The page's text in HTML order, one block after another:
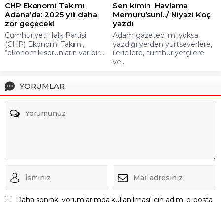
CHP Ekonomi Takımı
Adana’da: 2025 yılı daha
zor geçecek!
Cumhuriyet Halk Partisi
(CHP) Ekonomi Takımı,
“ekonomik sorunların var bir...
Sen kimin Havlama
Memuru’sun!../ Niyazi Koç
yazdı
Adam gazeteci mi yoksa
yazdığı yerden yurtseverlere,
ilericilere, cumhuriyetçilere
ve...
YORUMLAR
Daha sonraki yorumlarımda kullanılması için adım, e-posta